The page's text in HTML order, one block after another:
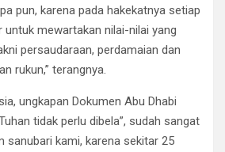
pun, karena pada hakekatnya setiap
untuk mewartakan nilai-nilai yang
persaudaraan, perdamaian dan
rukun,” terangnya.
ungkapan Dokumen Abu Dhabi
tidak perlu dibela”, sudah sangat
sanubari kami, karena sekitar 25